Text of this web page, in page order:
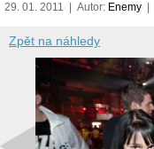
29. 01. 2011 | Autor: Enemy |
Zpět na náhledy